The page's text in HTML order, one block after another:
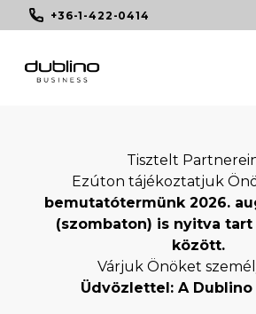
+36-1-422-0414
Tisztelt
Ezúton tájékoztatjuk
bemutatótermünk 2026.
(szombaton) is nyitva tart
között.
Várjuk Önöket
Üdvözlettel: A Dublino